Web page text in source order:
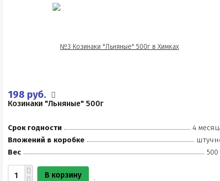
198 руб.
Козинаки "Льняные" 500г
Срок годности
4
Вложений в коробке
Вес
500
В корзину